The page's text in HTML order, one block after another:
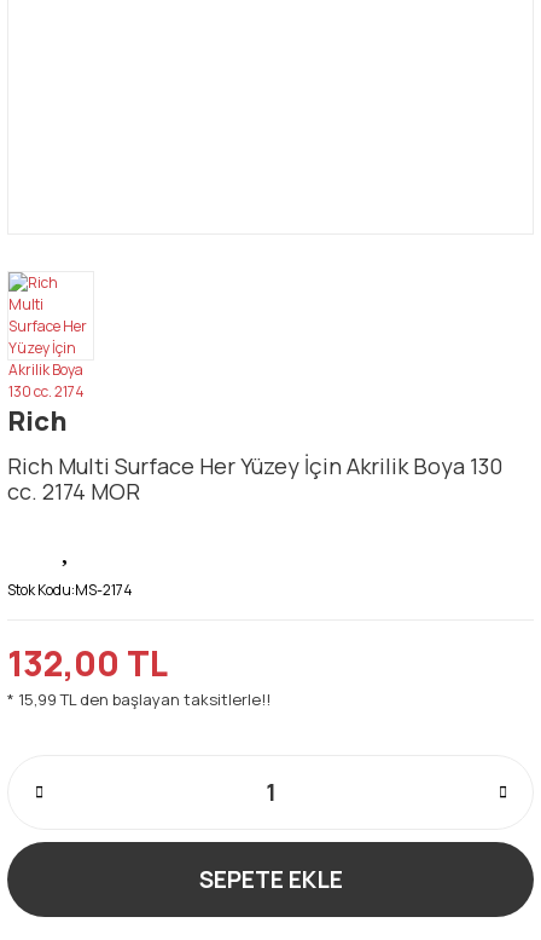
Rich
Rich Multi Surface Her Yüzey İçin Akrilik Boya 130
cc. 2174 MOR
Stok Kodu:MS-2174
132,00 TL
* 15,99 TL den başlayan taksitlerle!!
SEPETE EKLE